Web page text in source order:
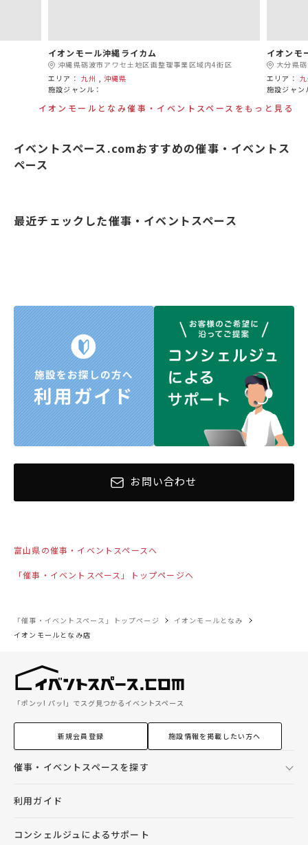
イオンモール沖縄ライカム
沖縄県砺波市アワセ土地区画整理事業区域内4街区
エリア： 九州 ,沖縄県
施設ジャンル：
イオンモ
大分県
エリア：
施設ジャン
イオンモールとなみ催事・イベントスペースをもっと見る
イベントスペース.comおすすめの催事・イベントス
ペース
最近チェックした催事・イベントスペース
お問い合わせ
富山県の催事・イベントスペースへ
「催事・イベントスペース」トップページへ
「催事・イベントスペース」トップページ
イオンモールとなみ
イオンモールとなみ店
「ポンッ! パッ!」でスグ見つかるイベントスペース
新規会員登録 施設情報を掲載したい方へ
催事・イベントスペースを探す
利用ガイド
コンシェルジュによるサポート